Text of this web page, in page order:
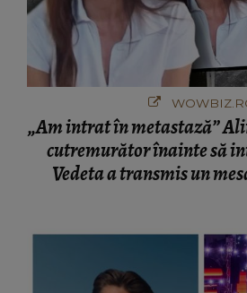
„Am intrat în metastază”
cutremurător înainte să
Vedeta a transmis un